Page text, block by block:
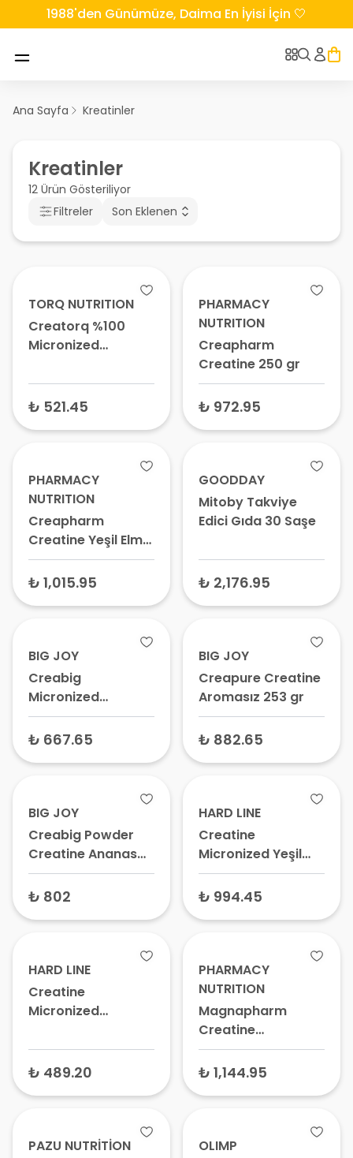
1988'den Günümüze, Daima En İyisi İçin 🤍
Ana Sayfa Kreatinler
Kreatinler
12 Ürün Gösteriliyor
Filtreler
Son Eklenen
TORQ NUTRITION
Creatorq %100
Micronized
Monohydrate
Orman Meyveli 150
₺ 521.45
PHARMACY
NUTRITION
Creapharm
Creatine 250 gr
₺ 972.95
PHARMACY
NUTRITION
Creapharm
Creatine Yeşil Elma
300 gr
₺ 1,015.95
GOODDAY
Mitoby Takviye
Edici Gıda 30 Saşe
₺ 2,176.95
BIG JOY
Creabig
Micronized
Creatine Powder
Aromasız 300 gr
₺ 667.65
BIG JOY
Creapure Creatine
Aromasız 253 gr
₺ 882.65
BIG JOY
Creabig Powder
Creatine Ananas
420 gr
₺ 802
HARD LINE
Creatine
Micronized Yeşil
Elma 324 gr
₺ 994.45
HARD LINE
Creatine
Micronized
₺ 489.20
PHARMACY
NUTRITION
Magnapharm
Creatine
Magnapower 150
gr
₺ 1,144.95
PAZU NUTRİTİON
OLIMP